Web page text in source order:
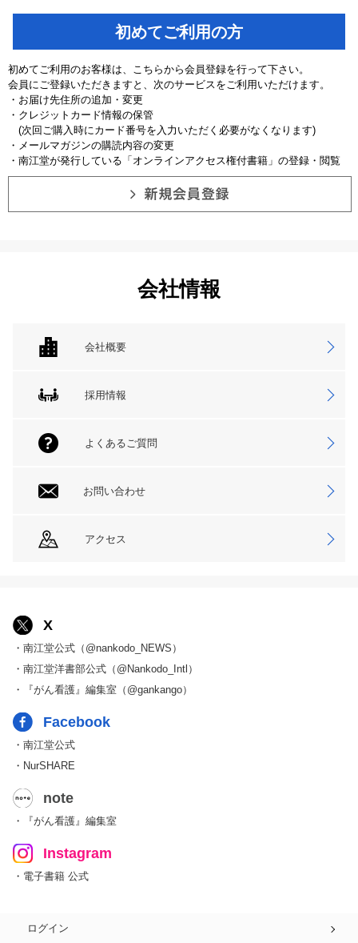
初めてご利用の方
初めてご利用のお客様は、こちらから会員登録を行って下さい。
会員にご登録いただきますと、次のサービスをご利用いただけます。
・お届け先住所の追加・変更
・クレジットカード情報の保管
(次回ご購入時にカード番号を入力いただく必要がなくなります)
・メールマガジンの購読内容の変更
・南江堂が発行している「オンラインアクセス権付書籍」の登録・閲覧
会社情報
会社概要
採用情報
よくあるご質問
お問い合わせ
アクセス
X
・南江堂公式（@nankodo_NEWS）
・南江堂洋書部公式（@Nankodo_Intl）
・『がん看護』編集室（@gankango）
Facebook
・南江堂公式
・NurSHARE
note
・『がん看護』編集室
Instagram
・電子書籍 公式
ログイン